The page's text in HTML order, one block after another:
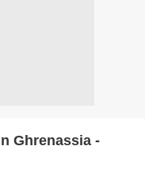
Ghrenassia -